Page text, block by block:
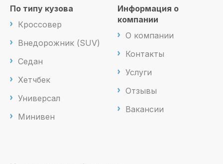
По типу кузова
Кроссовер
Внедорожник (SUV)
Седан
Хетчбек
Универсал
Минивен
Информация о
компании
О компании
Контакты
Услуги
Отзывы
Вакансии